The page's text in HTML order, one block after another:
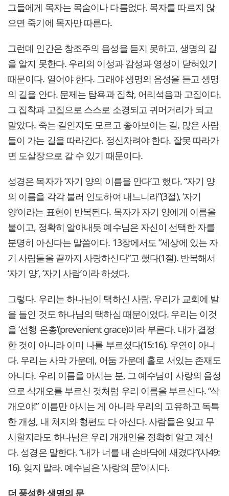
그들에게 목자는 목숨이나 다름없다. 목자를 따르지 않
으면 죽기에 목자만 따른다.
그런데 인간은 창조주의 음성을 듣지 못하고, 생명의 길
을 알지 못한다. 우리의 이성과 감성과 영성이 닫혀있기
때문이다. 열어야 한다. 그래야 생명의 음성을 듣고 생명
의 길을 안다. 문제는 탐욕과 집착, 어리석음과 고집이다.
그 집착과 고집으로 스스로 소경되고 귀머거리가 되고
말았다. 죽는 길인지도 모르고 좋아보이는 길, 많은 사람
들이 가는 길을 따라간다. 정신차려야 한다. 잘못 따라가
면 도살장으로 갈 수 있기 때문이다.
성경은 목자가 ‘자기 양의 이름을 안다’고 했다. “자기 양
의 이름을 각각 불러 인도하여 내느니라”(3절), ‘자기
양’이라는 표현이 반복된다. 목자가 자기 양에게 이름을
붙이고, 정확히 알아내듯 예수님은 자신이 선택한 자를
분명히 아신다는 말씀이다. 13장에서도 “세상에 있는 자
기 사람들을 끝까지 사랑하신다”고 했다(1절). 반복해서
‘자기 양’, ‘자기 사람’이라 하셨다.
그렇다. 우리는 하나님이 택하신 사람, 우리가 교회에 발
을 들인 것도 하나님의 택하심 때문이었다. 우리는 이것
을 ‘선행 은총’(prevenient grace)이라 부른다. 내가 결정
한 것이 아니라 이미 나를 부르셨다(15:16). 우연이 아니
다. 우리는 사막 가운데, 어둠 가운데 홀로 서있는 존재도
아니다. 우리 이름을 아시는 분, 그 예수님이 사랑의 음성
으로 삭개오를 부르신 것처럼 우리 이름을 부르신다. “삭
개오야!” 이름만 아시는 게 아니라 우리의 고유하고 독특
한 개성, 내 처지와 형편도 다 아신다. 사람들은 잊고 무
시할지라도 하나님은 우리 개개인을 정확히 알고 계신
다. 성경은 말한다. “내가 너를 내 손바닥에 새겼다”(사49:
16). 잊지 말라. 예수님은 ‘사랑의 문’이시다.
더 풍성한 생명의 문